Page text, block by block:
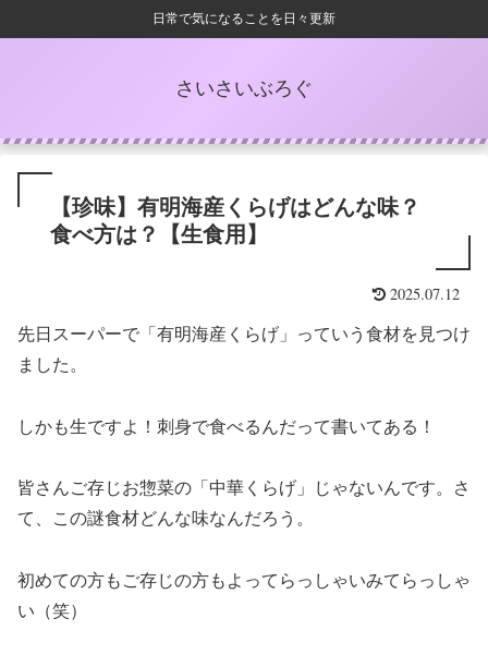
日常で気になることを日々更新
さいさいぶろぐ
【珍味】有明海産くらげはどんな味？
食べ方は？【生食用】
2025.07.12
先日スーパーで「有明海産くらげ」っていう食材を見つけ
ました。
しかも生ですよ！刺身で食べるんだって書いてある！
皆さんご存じお惣菜の「中華くらげ」じゃないんです。さ
て、この謎食材どんな味なんだろう。
初めての方もご存じの方もよってらっしゃいみてらっしゃ
い（笑）